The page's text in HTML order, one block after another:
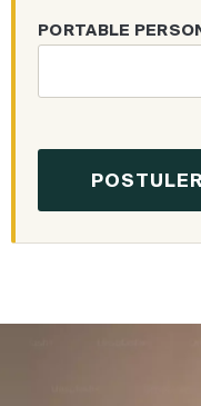
PORTABLE